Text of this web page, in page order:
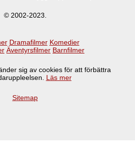
© 2002-2023.
Dramafilmer Komedier
Äventyrsfilmer Barnfilmer
sig av cookies för att förbättra
Läs mer
Sitemap